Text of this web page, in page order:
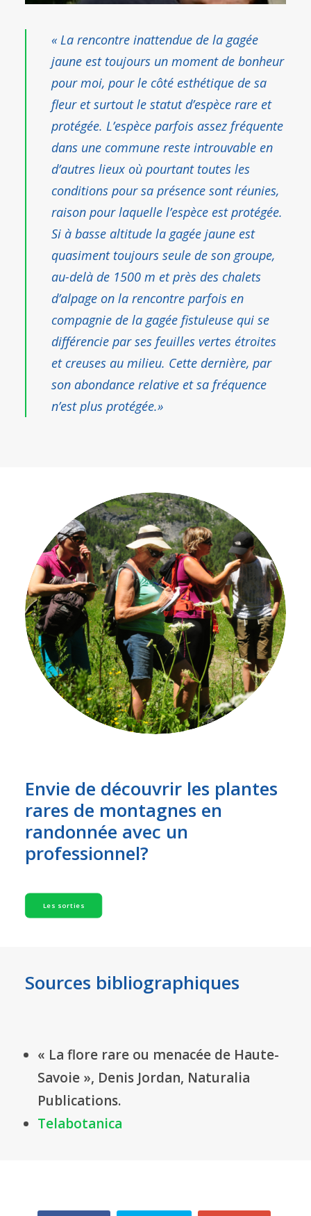
« La rencontre inattendue de la gagée
jaune est toujours un moment de bonheur
pour moi, pour le côté esthétique de sa
fleur et surtout le statut d’espèce rare et
protégée. L’espèce parfois assez fréquente
dans une commune reste introuvable en
d’autres lieux où pourtant toutes les
conditions pour sa présence sont réunies,
raison pour laquelle l’espèce est protégée.
Si à basse altitude la gagée jaune est
quasiment toujours seule de son groupe,
au-delà de 1500 m et près des chalets
d’alpage on la rencontre parfois en
compagnie de la gagée fistuleuse qui se
différencie par ses feuilles vertes étroites
et creuses au milieu. Cette dernière, par
son abondance relative et sa fréquence
n’est plus protégée.»
Envie de découvrir les plantes
rares de montagnes en
randonnée avec un
professionnel?
Les sorties
Sources bibliographiques
« La flore rare ou menacée de Haute-
Savoie », Denis Jordan, Naturalia
Publications.
Telabotanica